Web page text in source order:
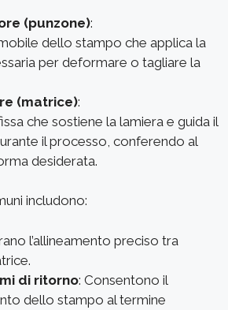
(punzone):
dello stampo che applica la
per deformare o tagliare la
(matrice):
che sostiene la lamiera e guida il
il processo, conferendo al
desiderata.
includono:
l’allineamento preciso tra
di ritorno: Consentono il
dello stampo al termine